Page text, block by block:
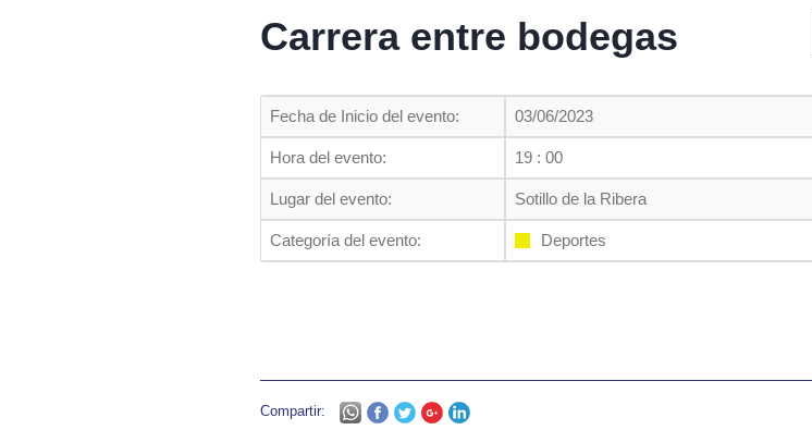
Carrera entre bodegas
Fecha de Inicio del evento: 03/06/2023
Hora del evento: 19 : 00
Lugar del evento: Sotillo de la Ribera
Categoría del evento: Deportes
Compartir: